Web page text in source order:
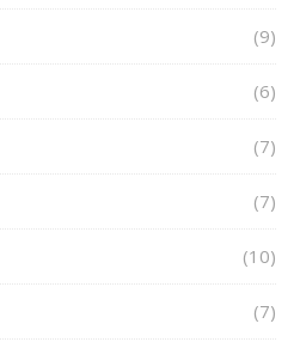
(9)
(6)
(7)
(7)
(10)
(7)